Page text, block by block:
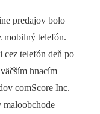
predajov bolo
mobilný telefón.
cez telefón deň po
hnacím
comScore Inc.
maloobchode